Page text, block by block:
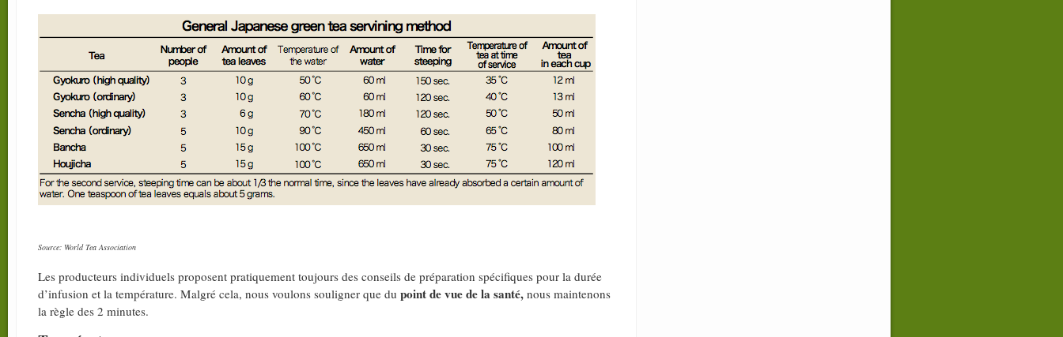
Source: World Tea Association
Les producteurs individuels proposent pratiquement toujours des conseils de préparation spécifiques pour la durée
d’infusion et la température. Malgré cela, nous voulons souligner que du point de vue de la santé, nous maintenons
la règle des 2 minutes.